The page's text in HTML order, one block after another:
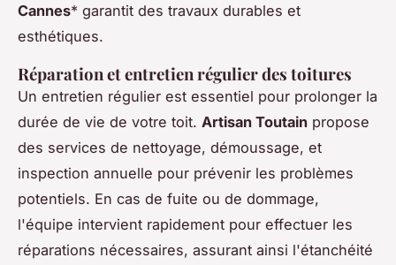
Cannes* garantit des travaux durables et
esthétiques.
Réparation et entretien régulier des toitures
Un entretien régulier est essentiel pour prolonger la
durée de vie de votre toit. Artisan Toutain propose
des services de nettoyage, démoussage, et
inspection annuelle pour prévenir les problèmes
potentiels. En cas de fuite ou de dommage,
l'équipe intervient rapidement pour effectuer les
réparations nécessaires, assurant ainsi l'étanchéité